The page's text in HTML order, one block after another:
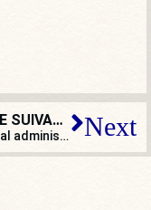
ARTICLE SUIVANT
Le tribunal administratif valide l’expulsion de l’imam Mahjoubi Next